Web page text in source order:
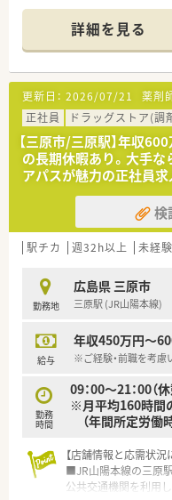
■門前の耳鼻咽喉科
箋枚数は約130枚と
■現在は常勤薬剤師4
り、薬剤師がゆとり
す。
【法人特徴について】
■中四国エリアで業
あり、安定した経営
です。
■すべてのドラッグス
おり、地域住民の生
■近隣店舗が多いた
あり、会社全体で薬
【求人情報について】
■三原市エリアでの
す。
■月給には一律
す。
■昇給は年1回で賞与
あり、正社員として
【勤務実態について】
■全店舗の平均残業
なく、1分単位で残業
詳細を見る
更新日： 2026/07/21 薬剤
正社員
ドラッグストア(調
【三原市/三原駅】年収
の長期休暇あり。大手
アパスが魅力の正社員
検
駅チカ 週32h以上 未経
勤務地
広島県 三原市
三原駅 (JR山陽本線)
給与
年収450万円～
※ご経験・前職を考慮
勤務
時間
09：00～21：00（
※月平均160時間
（年間所定労働
【店舗情報と応需状況
■JR山陽本線の三原
公共交通機関を利用